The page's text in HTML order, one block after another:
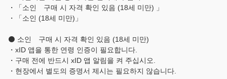
・「소인 구매 시 자격 확인 있음 (18세 미만) 」
・「소인 (18세 미만)」
⚫ 소인 구매 시 자격 확인 있음 (18세 미만)
・xID 앱을 통한 연령 인증이 필요합니다.
・구매 전에 반드시 xID 앱 알림을 켜 주십시오.
・현장에서 별도의 증명서 제시는 필요하지 않습니다.